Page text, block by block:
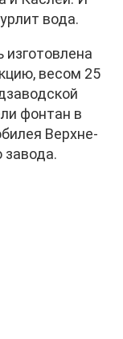
вода.
весом 25
фонтан в
Верхне-
завода.